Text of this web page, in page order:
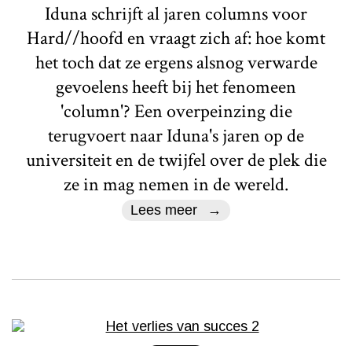
Iduna schrijft al jaren columns voor
Hard//hoofd en vraagt zich af: hoe komt
het toch dat ze ergens alsnog verwarde
gevoelens heeft bij het fenomeen
'column'? Een overpeinzing die
terugvoert naar Iduna's jaren op de
universiteit en de twijfel over de plek die
ze in mag nemen in de wereld.
Lees meer